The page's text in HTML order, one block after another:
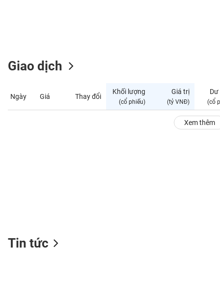
Giao dịch
Ngày Giá Thay đổi
Khối lượng
(cổ phiếu)
Giá trị
(tỷ VNĐ)
Dư
(cổ
Xem thêm
Tin tức
CÁ
NHÂN